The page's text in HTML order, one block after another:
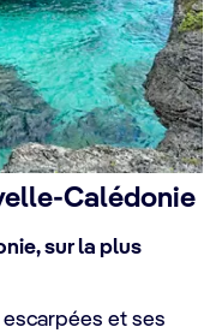
Calédonie
sur la plus
et ses